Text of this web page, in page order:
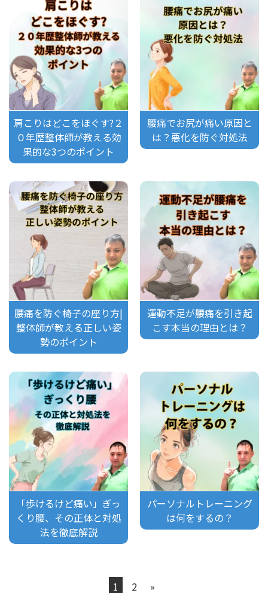
肩こりはどこをほぐす?２
０年歴整体師が教える効
果的な3つのポイント
腰痛でお尻が痛い原因と
は？悪化を防ぐ対処法
腰痛を防ぐ椅子の座り方|
整体師が教える正しい姿
勢のポイント
運動不足が腰痛を引き起
こす本当の理由とは？
「歩けるけど痛い」ぎっ
くり腰、その正体と対処
法を徹底解説
パーソナルトレーニング
は何をするの？
1 2 »